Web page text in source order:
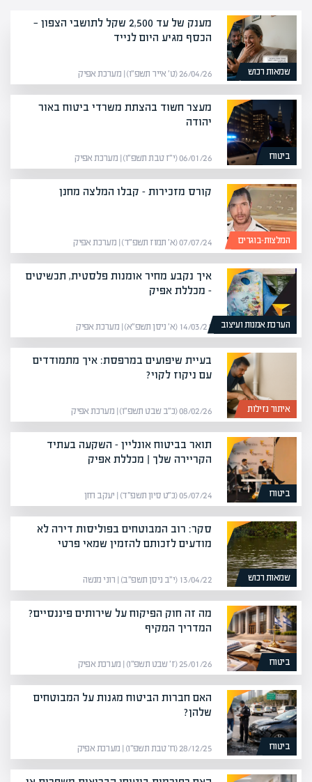
שמאות רכוש
מענק של עד 2,500 שקל לתושבי הצפון —
הכסף מגיע היום לנייד
26/04/26 (ט׳ אייר תשפ״ו) | מערכת אפיק
ביטוח
מעצר חשוד בהצתת משרדי ביטוח באור
יהודה
06/01/26 (י״ז טבת תשפ״ו) | מערכת אפיק
המלצות-בוגרים
קורס מזכירות – קבלו המלצה מחנן
07/07/24 (א׳ תמוז תשפ״ד) | מערכת אפיק
הערכת אמנות ועיצוב
איך נקבע מחיר אומנות פלסטית, תכשיטים
– מכללת אפיק
14/03/21 (א׳ ניסן תשפ״א) | מערכת אפיק
איתור נזילות
בעיית שיפועים במרפסת: איך מתמודדים
עם ניקוז לקוי?
08/02/26 (כ״ב שבט תשפ״ו) | מערכת אפיק
ביטוח
תואר בביטוח אונליין – השקעה בעתיד
הקריירה שלך | מכללת אפיק
05/07/24 (כ״ט סיון תשפ״ד) | יעקב חזן
שמאות רכוש
סקר: רוב המבוטחים בפוליסות דירה לא
מודעים לזכותם להזמין שמאי פרטי
13/04/22 (י״ב ניסן תשפ״ב) | רוני מנשה
ביטוח
מה זה חוק הפיקוח על שירותים פיננסיים?
המדריך המקיף
25/01/26 (ז׳ שבט תשפ״ו) | מערכת אפיק
ביטוח
האם חברות הביטוח מגנות על המבוטחים
שלהן?
28/12/25 (ח׳ טבת תשפ״ו) | מערכת אפיק